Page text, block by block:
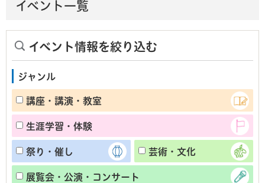
イベント一覧
イベント情報を絞り込む
ジャンル
講座・講演・教室
生涯学習・体験
祭り・催し 芸術・文化
展覧会・公演・コンサート